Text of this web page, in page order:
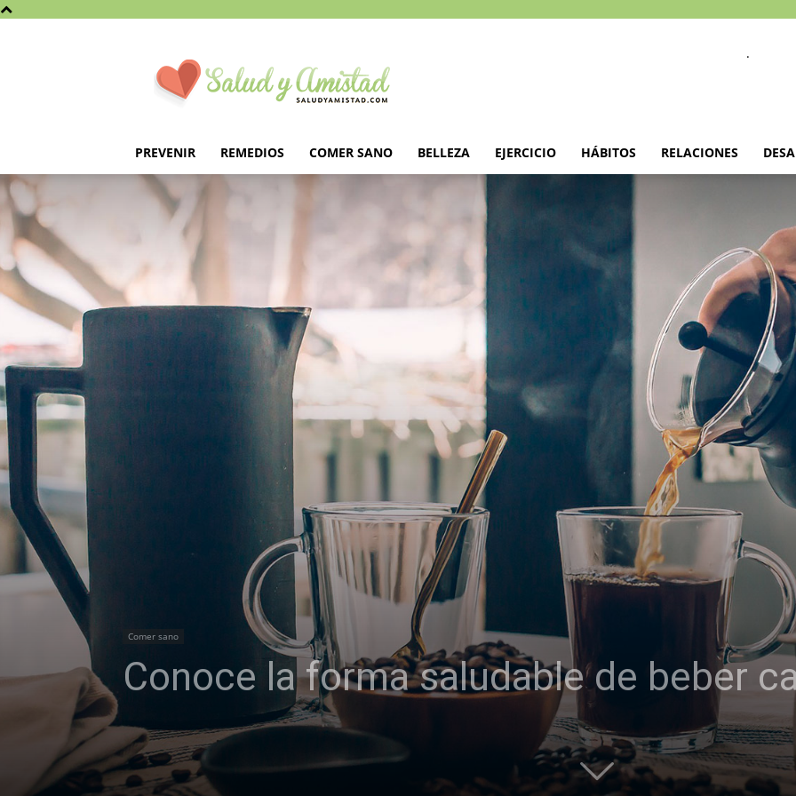
.
PREVENIR REMEDIOS COMER SANO BELLEZA EJERCICIO HÁBITOS RELACIONES
Comer sano
Conoce la forma saludable de beber